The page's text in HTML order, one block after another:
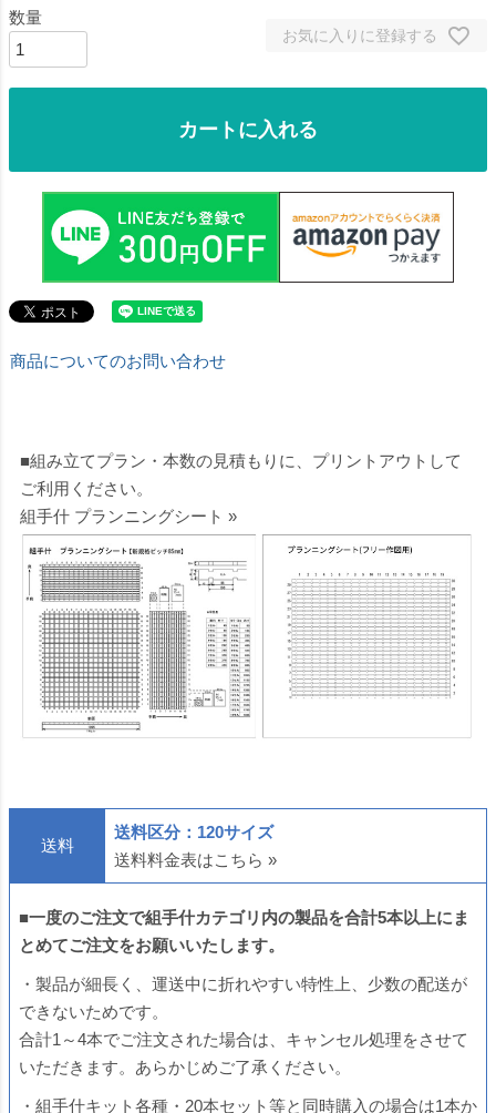
お気に入りに登録する
カートに入れる
商品についてのお問い合わせ
■組み立てプラン・本数の見積もりに、プリントアウトして
ご利用ください。
組手什 プランニングシート »
送料
送料区分：120サイズ
送料料金表はこちら »
■一度のご注文で組手什カテゴリ内の製品を合計5本以上にま
とめてご注文をお願いいたします。
・製品が細長く、運送中に折れやすい特性上、少数の配送が
できないためです。
合計1～4本でご注文された場合は、キャンセル処理をさせて
いただきます。あらかじめご了承ください。
・組手什キット各種・20本セット等と同時購入の場合は1本か